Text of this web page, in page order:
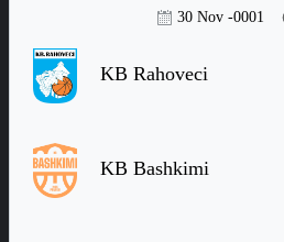
30 Nov -0001
KB Rahoveci
KB Bashkimi